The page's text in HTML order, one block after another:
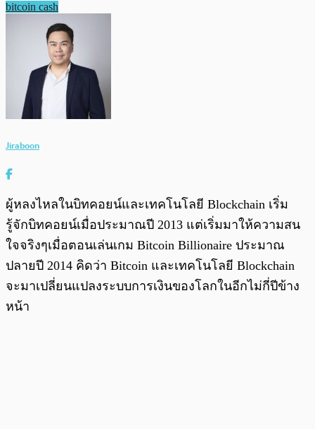
bitcoin cash
Jiraboon
ผู้หลงไหลในบิทคอยน์และเทคโนโลยี Blockchain เริ่ม
รู้จักบิทคอยน์เมื่อประมาณปี 2013 แต่เริ่มมาให้ความสน
ใจจริงๆเมื่อตอนเล่นเกม Bitcoin Billionaire ประมาณ
ปลายปี 2014 คิดว่า Bitcoin และเทคโนโลยี Blockchain
จะมาเปลี่ยนแปลงระบบการเงินของโลกในอีกไม่กี่ปีข้าง
หน้า